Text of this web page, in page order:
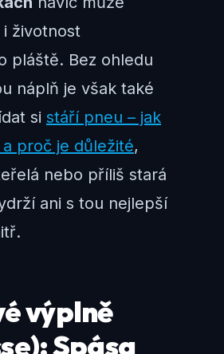
životnost
pláště. Bez ohledu
náplň je však také
si stáří pneu – jak
proč je důležité,
nebo příliš stará
ani s tou nejlepší
výplně
Spása